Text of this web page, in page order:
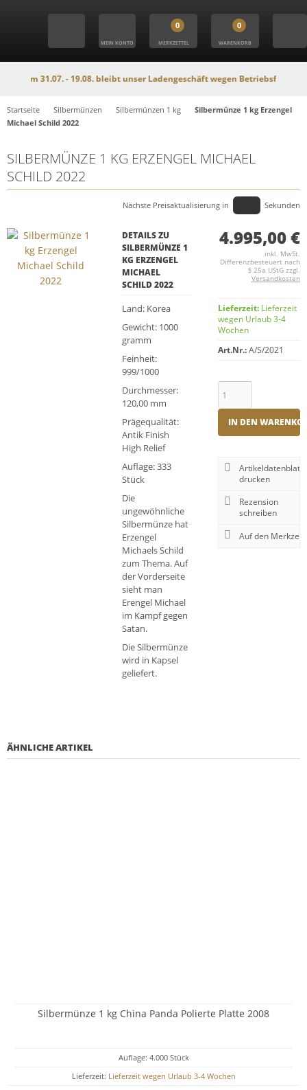
MEIN KONTO
0
MERKZETTEL
0
WARENKORB
31.07. - 19.08. bleibt unser Ladengeschäft wegen Betriebsferien
Startseite Silbermünzen Silbermünzen 1 kg
Silbermünze 1 kg Erzengel
Michael Schild 2022
SILBERMÜNZE 1 KG ERZENGEL MICHAEL
SCHILD 2022
Nächste Preisaktualisierung in Sekunden
DETAILS ZU
SILBERMÜNZE 1
KG ERZENGEL
MICHAEL
SCHILD 2022
Land: Korea
Gewicht: 1000
gramm
Feinheit:
999/1000
Durchmesser:
120,00 mm
Prägequalität:
Antik Finish
High Relief
Auflage: 333
Stück
Die
ungewöhnliche
Silbermünze hat
Erzengel
Michaels Schild
zum Thema. Auf
der Vorderseite
sieht man
Erengel Michael
im Kampf gegen
Satan.
Die Silbermünze
wird in Kapsel
geliefert.
4.995,00 €
inkl. MwSt.
Differenzbesteuert nach
§ 25a UStG zzgl.
Versandkosten
Lieferzeit: Lieferzeit
wegen Urlaub 3-4
Wochen
Art.Nr.:A/S/2021
IN DEN
Artikeldatenblatt
drucken
Rezension
schreiben
ÄHNLICHE ARTIKEL
Silbermünze 1 kg China Panda Polierte Platte 2008
Auflage: 4.000 Stück
Lieferzeit: Lieferzeit wegen Urlaub 3-4 Wochen